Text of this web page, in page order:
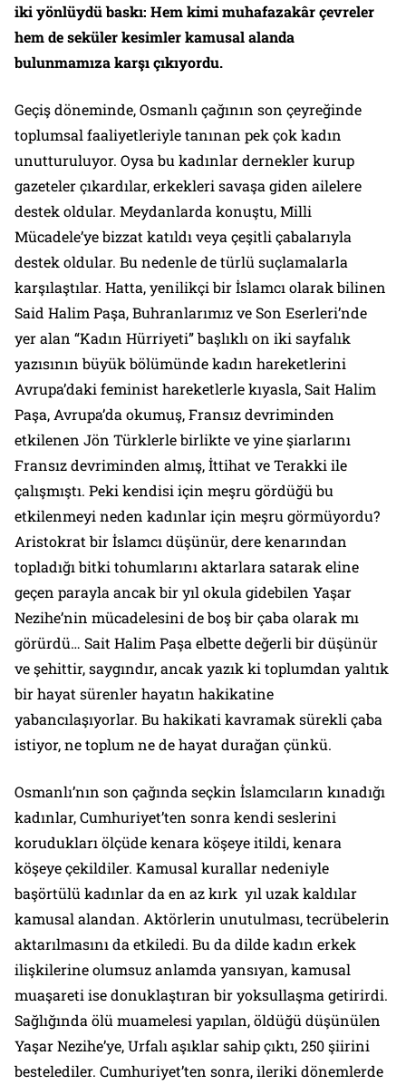
iki yönlüydü baskı: Hem kimi muhafazakâr çevreler
hem de seküler kesimler kamusal alanda
bulunmamıza karşı çıkıyordu.
Geçiş döneminde, Osmanlı çağının son çeyreğinde
toplumsal faaliyetleriyle tanınan pek çok kadın
unutturuluyor. Oysa bu kadınlar dernekler kurup
gazeteler çıkardılar, erkekleri savaşa giden ailelere
destek oldular. Meydanlarda konuştu, Milli
Mücadele’ye bizzat katıldı veya çeşitli çabalarıyla
destek oldular. Bu nedenle de türlü suçlamalarla
karşılaştılar. Hatta, yenilikçi bir İslamcı olarak bilinen
Said Halim Paşa,Buhranlarımız ve Son Eserleri’nde
yer alan “Kadın Hürriyeti” başlıklı on iki sayfalık
yazısının büyük bölümünde kadın hareketlerini
Avrupa’daki feminist hareketlerle kıyasla, Sait Halim
Paşa, Avrupa’da okumuş, Fransız devriminden
etkilenen Jön Türklerle birlikte ve yine şiarlarını
Fransız devriminden almış, İttihat ve Terakki ile
çalışmıştı. Peki kendisi için meşru gördüğü bu
etkilenmeyi neden kadınlar için meşru görmüyordu?
Aristokrat bir İslamcı düşünür, dere kenarından
topladığı bitki tohumlarını aktarlara satarak eline
geçen parayla ancak bir yıl okula gidebilen Yaşar
Nezihe’nin mücadelesini de boş bir çaba olarak mı
görürdü… Sait Halim Paşa elbette değerli bir düşünür
ve şehittir, saygındır, ancak yazık ki toplumdan yalıtık
bir hayat sürenler hayatın hakikatine
yabancılaşıyorlar. Bu hakikati kavramak sürekli çaba
istiyor, ne toplum ne de hayat durağan çünkü.
Osmanlı’nın son çağında seçkin İslamcıların kınadığı
kadınlar, Cumhuriyet’ten sonra kendi seslerini
korudukları ölçüde kenara köşeye itildi, kenara
köşeye çekildiler. Kamusal kurallar nedeniyle
başörtülü kadınlar da en az kırk yıl uzak kaldılar
kamusal alandan. Aktörlerin unutulması, tecrübelerin
aktarılmasını da etkiledi. Bu da dilde kadın erkek
ilişkilerine olumsuz anlamda yansıyan, kamusal
muaşareti ise donuklaştıran bir yoksullaşma getirirdi.
Sağlığında ölü muamelesi yapılan, öldüğü düşünülen
Yaşar Nezihe’ye, Urfalı aşıklar sahip çıktı, 250 şiirini
bestelediler. Cumhuriyet’ten sonra, ileriki dönemlerde